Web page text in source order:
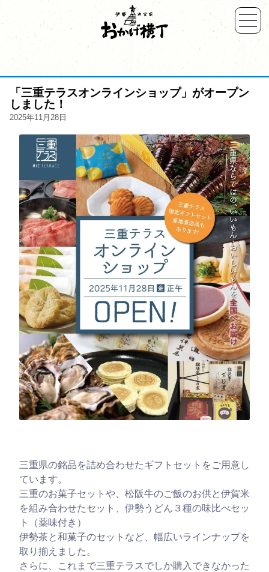
「三重テラスオンラインショップ」がオープン
しました！
2025年11月28日
三重県の銘品を詰め合わせたギフトセットをご用意し
ています。
三重のお菓子セットや、松阪牛のご飯のお供と伊賀米
を組み合わせたセット、伊勢うどん３種の味比べセッ
ト（薬味付き）
伊勢茶と和菓子のセットなど、幅広いラインナップを
取り揃えました。
さらに、これまで三重テラスでしか購入できなかった